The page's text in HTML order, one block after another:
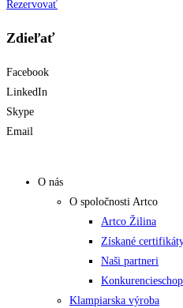
Rezervovať
Zdieľať
Facebook
LinkedIn
Skype
Email
O nás
O spoločnosti Artco
Artco Žilina
Získané
Naši partneri
Klampiarska výroba